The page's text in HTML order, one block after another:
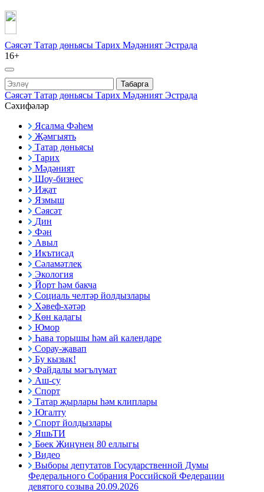
Сәясәт Татар дөньясы Тарих Мәдәният Эстрада
16+
Табарга
Сәясәт Татар дөньясы Тарих Мәдәният Эстрада
Сәхифәләр
Ясалма Фәһем
Җәмгыять
Татар дөньясы
Тарих
Мәдәният
Шоу-бизнес
Иҗат
Язмыш
Сәясәт
Дин
Фән
Авыл
Икътисад
Сәламәтлек
Экология
Йорт һәм бакча
Социаль челтәр йолдызлары
Хәвеф-хәтәр
Көн кадагы
Юмор
Һава торышы һәм ай календаре
Сорау-җавап
Бу кызык!
Файдалы мәгълүмат
Аш-су
Спорт
Татар җырлары һәм клиплары
Югалту
Спорт йолдызлары
ЯшьТИ
Бөек Җиңүнең 80 еллыгы
Видео
Выборы депутатов Государственной Думы
Федерального Собрания Российской Федерации
девятого созыва 20.09.2026